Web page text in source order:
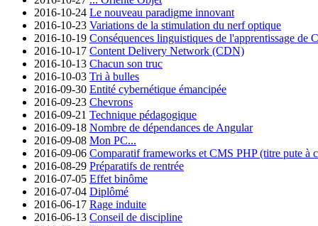
2016-10-24 Le nouveau paradigme innovant
2016-10-23 Variations de la stimulation du nerf optique
2016-10-19 Conséquences linguistiques de l'apprentissage de
2016-10-17 Content Delivery Network (CDN)
2016-10-13 Chacun son truc
2016-10-03 Tri à bulles
2016-09-30 Entité cybernétique émancipée
2016-09-23 Chevrons
2016-09-21 Technique pédagogique
2016-09-18 Nombre de dépendances de Angular
2016-09-08 Mon PC...
2016-09-06 Comparatif frameworks et CMS PHP (titre pute à
2016-08-29 Préparatifs de rentrée
2016-07-05 Effet binôme
2016-07-04 Diplômé
2016-06-17 Rage induite
2016-06-13 Conseil de discipline